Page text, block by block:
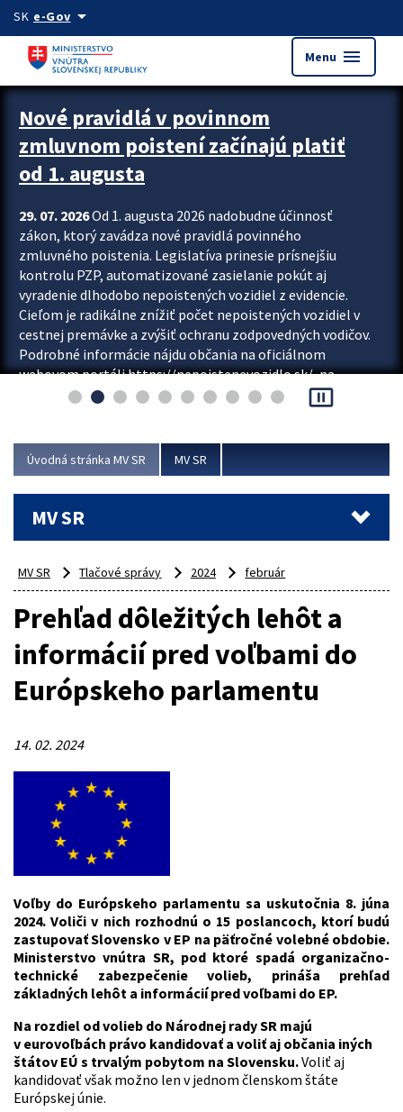
Preskocit na hlavný obsah
SK e-Govarrow_drop_down
Menu menu
Zastavit automatický posun upútavok
Nové pravidlá v povinnom
zmluvnom poistení začínajú platiť
od 1. augusta
29. 07. 2026Od 1. augusta 2026 nadobudne účinnosť
zákon, ktorý zavádza nové pravidlá povinného
zmluvného poistenia. Legislatíva prinesie prísnejšiu
kontrolu PZP, automatizované zasielanie pokút aj
vyradenie dlhodobo nepoistených vozidiel z evidencie.
Cieľom je radikálne znížiť počet nepoistených vozidiel v
cestnej premávke a zvýšiť ochranu zodpovedných vodičov.
Podrobné informácie nájdu občania na oficiálnom
webovom portáli https://nepoistenevozidlo.sk/, na
ktorom od augusta pribudne aj možnosť overiť si...
pause_presentation
Úvodná stránka MV SR MV SR
MV SR
MV SR Tlačové správy 2024 február
Prehľad dôležitých lehôt a
informácií pred voľbami do
Európskeho parlamentu
14. 02. 2024
Voľby do Európskeho parlamentu sa uskutočnia 8. júna
2024. Voliči v nich rozhodnú o 15 poslancoch, ktorí budú
zastupovať Slovensko v EP na päťročné volebné obdobie.
Ministerstvo vnútra SR, pod ktoré spadá organizačno-
technické zabezpečenie volieb, prináša prehľad
základných lehôt a informácií pred voľbami do EP.
Na rozdiel od volieb do Národnej rady SR majú
v eurovoľbách právo kandidovať a voliť aj občania iných
štátov EÚ s trvalým pobytom na Slovensku.Voliť aj
kandidovať však možno len v jednom členskom štáte
Európskej únie.